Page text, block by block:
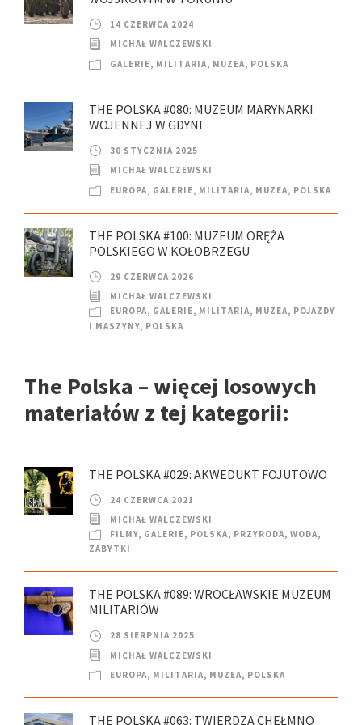
14 CZERWCA 2024
MICHAŁ WALCZEWSKI
GALERIE, MILITARIA, MUZEA, POLSKA
THE POLSKA #080: MUZEUM MARYNARKI
WOJENNEJ W GDYNI
30 STYCZNIA 2025
MICHAŁ WALCZEWSKI
EUROPA, GALERIE, MILITARIA, MUZEA, POLSKA
THE POLSKA #100: MUZEUM ORĘŻA
POLSKIEGO W KOŁOBRZEGU
29 CZERWCA 2026
MICHAŁ WALCZEWSKI
EUROPA, GALERIE, MILITARIA, MUZEA, POJAZDY
I MASZYNY, POLSKA
The Polska – więcej losowych
materiałów z tej kategorii:
THE POLSKA #029: AKWEDUKT FOJUTOWO
24 CZERWCA 2021
MICHAŁ WALCZEWSKI
FILMY, GALERIE, POLSKA, PRZYRODA, WODA,
ZABYTKI
THE POLSKA #089: WROCŁAWSKIE MUZEUM
MILITARIÓW
28 SIERPNIA 2025
MICHAŁ WALCZEWSKI
EUROPA, MILITARIA, MUZEA, POLSKA
THE POLSKA #063: TWIERDZA CHEŁMNO